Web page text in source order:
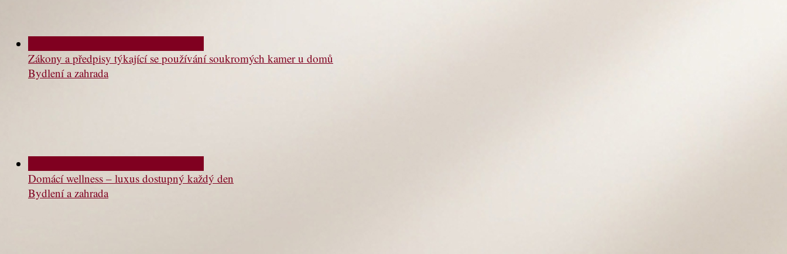
Zákony a předpisy týkající se používání soukromých kamer u domů
Bydlení a zahrada
Domácí wellness – luxus dostupný každý den
Bydlení a zahrada